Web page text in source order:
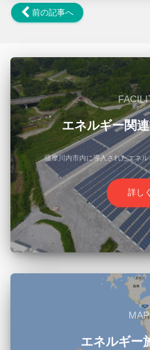
前の記事へ
エネルギー関
薩摩川内市内に導入されたエネ
詳し
エネルギー